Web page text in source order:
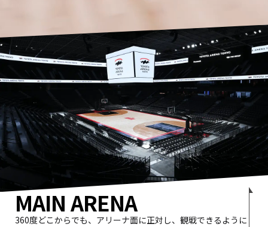
MAIN ARENA
360度どこからでも、アリーナ面に正対し、観戦できるように